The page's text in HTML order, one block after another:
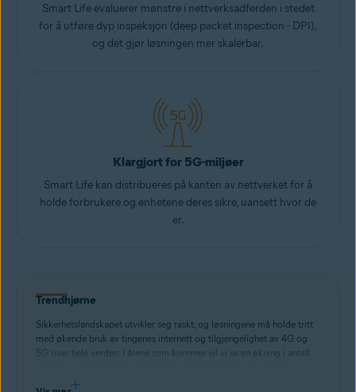
Smart Life evaluerer mønstre i nettverksadferden i stedet
for å utføre dyp inspeksjon (deep packet inspection - DPI),
og det gjør løsningen mer skalerbar.
Klargjort for 5G-miljøer
Smart Life kan distribueres på kanten av nettverket for å
holde forbrukere og enhetene deres sikre, uansett hvor de
er.
Trendhjørne
Sikkerhetslandskapet utvikler seg raskt, og løsningene må holde tritt
med økende bruk av tingenes internett og tilgjengelighet av 4G og
5G over hele verden. I årene som kommer vil vi se en økning i antall
høyere mobilitet på tilkoblede enheter. Disse utfordringene krever at